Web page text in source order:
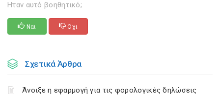
Ηταν αυτό βοηθητικό;
Ναι Οχι
Σχετικά Άρθρα
Άνοιξε η εφαρμογή για τις φορολογικές δηλώσεις